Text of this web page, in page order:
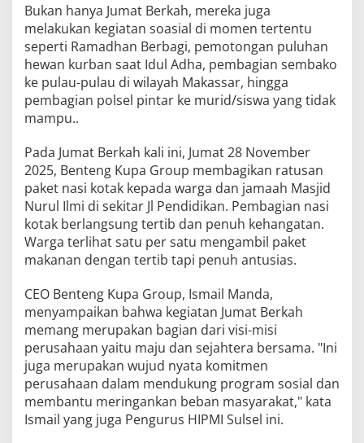
Bukan hanya Jumat Berkah, mereka juga
melakukan kegiatan soasial di momen tertentu
seperti Ramadhan Berbagi, pemotongan puluhan
hewan kurban saat Idul Adha, pembagian sembako
ke pulau-pulau di wilayah Makassar, hingga
pembagian polsel pintar ke murid/siswa yang tidak
mampu..
Pada Jumat Berkah kali ini, Jumat 28 November
2025, Benteng Kupa Group membagikan ratusan
paket nasi kotak kepada warga dan jamaah Masjid
Nurul Ilmi di sekitar Jl Pendidikan. Pembagian nasi
kotak berlangsung tertib dan penuh kehangatan.
Warga terlihat satu per satu mengambil paket
makanan dengan tertib tapi penuh antusias.
CEO Benteng Kupa Group, Ismail Manda,
menyampaikan bahwa kegiatan Jumat Berkah
memang merupakan bagian dari visi-misi
perusahaan yaitu maju dan sejahtera bersama. "Ini
juga merupakan wujud nyata komitmen
perusahaan dalam mendukung program sosial dan
membantu meringankan beban masyarakat," kata
Ismail yang juga Pengurus HIPMI Sulsel ini.